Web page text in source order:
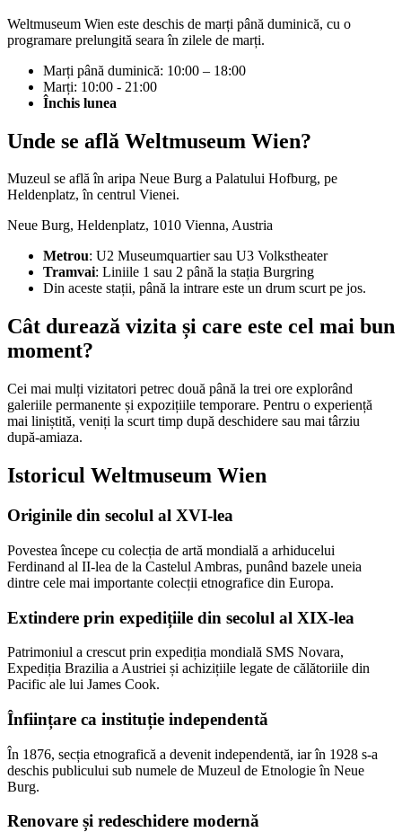
Weltmuseum Wien este deschis de marți până duminică, cu o
programare prelungită seara în zilele de marți.
Marți până duminică: 10:00 – 18:00
Marți: 10:00 - 21:00
Închis lunea
Unde se află Weltmuseum Wien?
Muzeul se află în aripa Neue Burg a Palatului Hofburg, pe
Heldenplatz, în centrul Vienei.
Neue Burg, Heldenplatz, 1010 Vienna, Austria
Metrou: U2 Museumquartier sau U3 Volkstheater
Tramvai: Liniile 1 sau 2 până la stația Burgring
Din aceste stații, până la intrare este un drum scurt pe jos.
Cât durează vizita și care este cel mai bun
moment?
Cei mai mulți vizitatori petrec două până la trei ore explorând
galeriile permanente și expozițiile temporare. Pentru o experiență
mai liniștită, veniți la scurt timp după deschidere sau mai târziu
după-amiaza.
Istoricul Weltmuseum Wien
Originile din secolul al XVI-lea
Povestea începe cu colecția de artă mondială a arhiducelui
Ferdinand al II-lea de la Castelul Ambras, punând bazele uneia
dintre cele mai importante colecții etnografice din Europa.
Extindere prin expedițiile din secolul al XIX-lea
Patrimoniul a crescut prin expediția mondială SMS Novara,
Expediția Brazilia a Austriei și achizițiile legate de călătoriile din
Pacific ale lui James Cook.
Înființare ca instituție independentă
În 1876, secția etnografică a devenit independentă, iar în 1928 s-a
deschis publicului sub numele de Muzeul de Etnologie în Neue
Burg.
Renovare și redeschidere modernă